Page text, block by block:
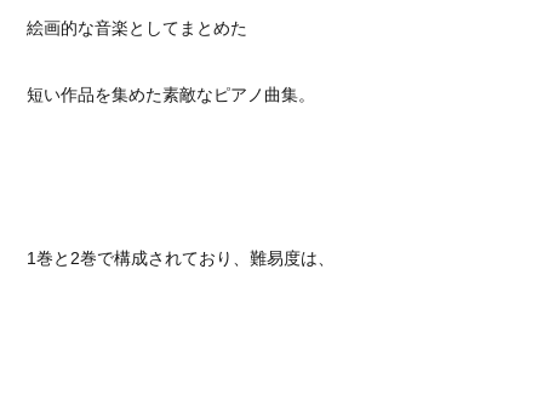
絵画的な音楽としてまとめた
短い作品を集めた素敵なピアノ曲集。
1巻と2巻で構成されており、難易度は、